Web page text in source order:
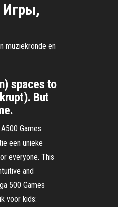
Игры,
muziekronde en
spaces to
But
Games
een unieke
everyone. This
and
500 Games
voor kids: